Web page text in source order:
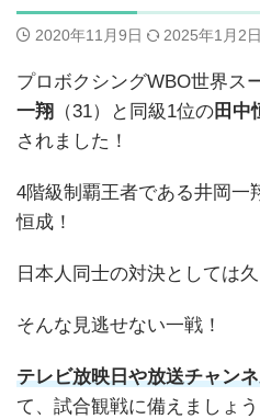
2020年11月9日 2025年1月2日
プロボクシングWBO世界ス
一翔
（31）と同級1位の田中
されました！
4階級制覇王者である井岡一
恒成！
日本人同士の対決としては
そんな見逃せない一戦！
テレビ放映日や放送チャン
て、試合観戦に備えましょう